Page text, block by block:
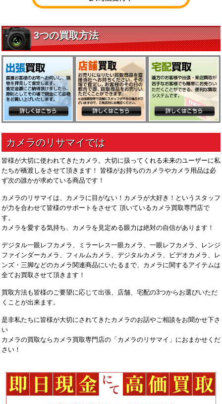
皆様が大切に使われてきたカメラ。大切に扱ってくれる未来のユーザーに私
たちが橋渡しをさせて頂きます！ 皆様がお持ちのカメラやカメラ用品は必
ず次の誰かが求めている商品です！
カメラのリサマイは、カメラに目がない！カメラが大好き！というスタッフ
が力を合わせて皆様のサポートをさせて 頂いているカメラ買取専門店で
す。
カメラを愛する気持ち、カメラを見定める眼力は絶対の自信があります！
デジタル一眼レフカメラ、ミラーレス一眼カメラ、一眼レフカメラ、レンジ
ファインダーカメラ、フィルムカメラ、デジタルカメラ、ビデオカメラ、レ
ンズ・三脚などのカメラ関連商品にいたるまで、カメラに関するアイテムは
全てお買取させて頂きます！
買取方法も皆様のご要望に応じて出張、店舗、宅配の3つからお選びいただ
くことが出来ます。
是非私たちに皆様が大切にされてきたカメラのお話やご相談をお聞かせ下さ
い
カメラの買取ならカメラ買取専門店の「カメラのリサマイ」におまかせくだ
さい！